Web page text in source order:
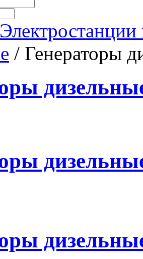
Электростанции
/ Генераторы